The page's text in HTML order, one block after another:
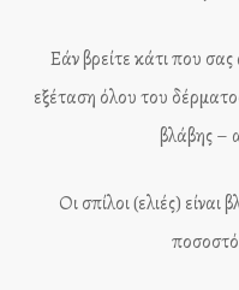
Εάν βρείτε κάτι που
εξέταση όλου του
βλάβης –
Οι σπίλοι (ελιές)
ποσοστό